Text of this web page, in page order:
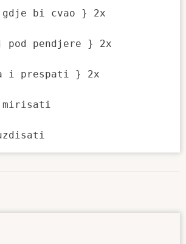
bi cvao } 2x
pod pendjere } 2x
i prespati } 2x